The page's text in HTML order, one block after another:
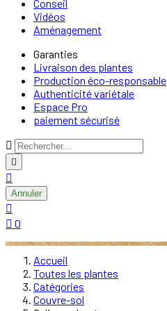
Conseil
Vidéos
Aménagement
Garanties
Livraison des plantes
Production éco-responsable
Authenticité variétale
Espace Pro
paiement sécurisé



Annuler

 0
Accueil
Toutes les plantes
Catégories
Couvre-sol